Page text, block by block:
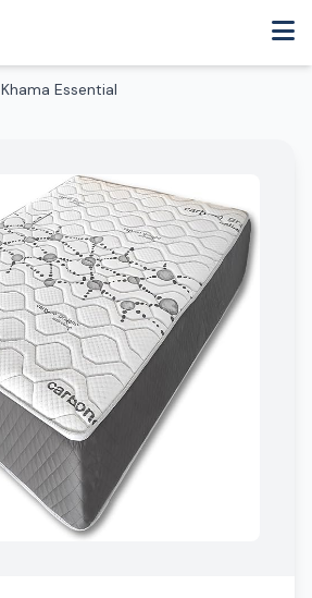
Khama Essential